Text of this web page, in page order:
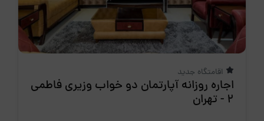
اقامتگاه جدید
اجاره روزانه آپارتمان دو خواب وزیری فاطمی
2 - تهران